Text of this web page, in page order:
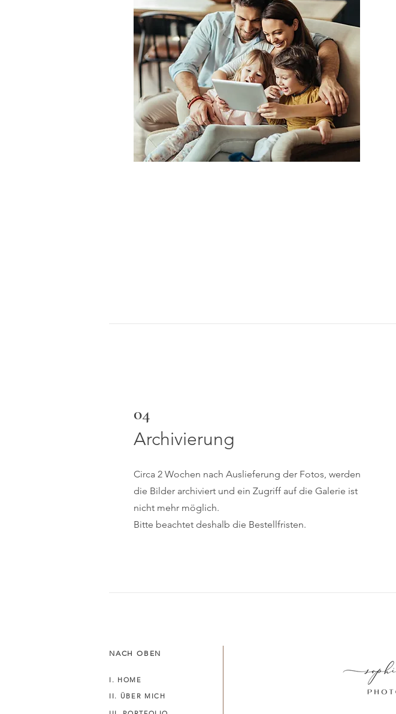
04
Archivierung
Circa 2 Wochen nach Auslieferung der Fotos, werden
die Bilder archiviert und ein Zugriff auf die Galerie ist
nicht mehr möglich.
Bitte beachtet deshalb die Bestellfristen.
NACH OBEN
I. HOME
II. ÜBER MICH